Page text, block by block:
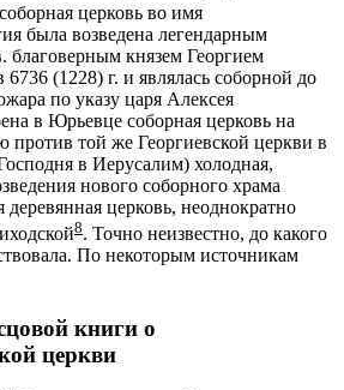
церковь во имя
была возведена легендарным
благоверным князем Георгием
(1228) г. и являлась соборной до
по указу царя Алексея
в Юрьевце соборная церковь на
против той же Георгиевской церкви в
в Иерусалим) холодная,
нового соборного храма
деревянная церковь, неоднократно
8. Точно неизвестно, до какого
По некоторым источникам
книги о
церкви